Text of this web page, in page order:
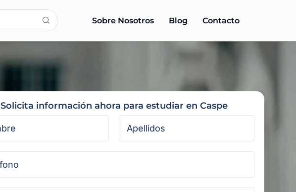
Sobre Nosotros Blog Contacto
Solicita información ahora para estudiar en Caspe